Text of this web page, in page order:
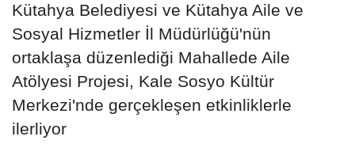
Kütahya Belediyesi ve Kütahya Aile ve
Sosyal Hizmetler İl Müdürlüğü'nün
ortaklaşa düzenlediği Mahallede Aile
Atölyesi Projesi, Kale Sosyo Kültür
Merkezi'nde gerçekleşen etkinliklerle
ilerliyor